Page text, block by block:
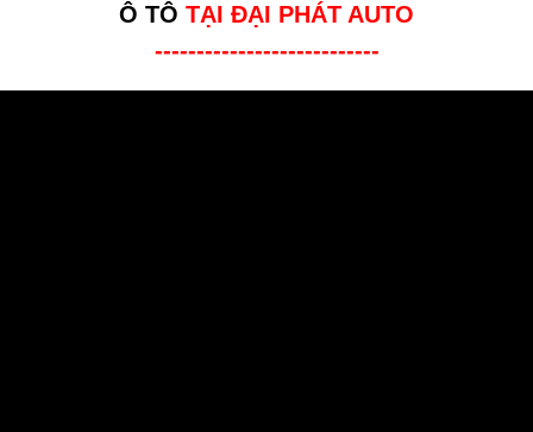
Ô TÔ TẠI ĐẠI PHÁT AUTO
---------------------------